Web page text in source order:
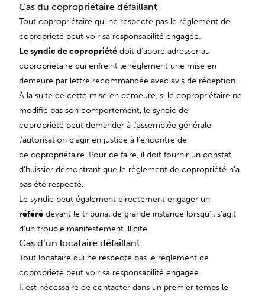
Cas du copropriétaire défaillant
Tout copropriétaire qui ne respecte pas le règlement de
copropriété peut voir sa responsabilité engagée.
Le syndic de copropriété doit d’abord adresser au
copropriétaire qui enfreint le règlement une mise en
demeure par lettre recommandée avec avis de réception.
À la suite de cette mise en demeure, si le copropriétaire ne
modifie pas son comportement, le syndic de
copropriété peut demander à l’assemblée générale
l’autorisation d’agir en justice à l’encontre de
ce copropriétaire. Pour ce faire, il doit fournir un constat
d’huissier démontrant que le règlement de copropriété n’a
pas été respecté.
Le syndic peut également directement engager un
référé devant le tribunal de grande instance lorsqu’il s’agit
d’un trouble manifestement illicite.
Cas d’un locataire défaillant
Tout locataire qui ne respecte pas le règlement de
copropriété peut voir sa responsabilité engagée.
Il est nécessaire de contacter dans un premier temps le